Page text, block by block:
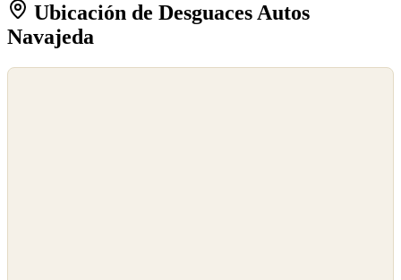
Ubicación de Desguaces Autos
Navajeda